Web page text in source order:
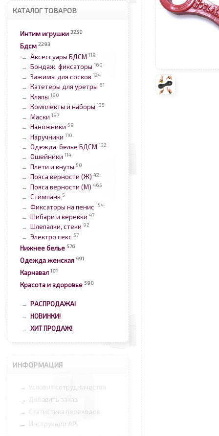
КАТАЛОГ ТОВАРОВ
Интим игрушки 3250
Бдсм 2293
→ Аксессуары БДСМ 119
→ Бондаж, фиксаторы 160
→ Зажимы для сосков 124
→ Катетеры для уретры 61
→ Кляпы 180
→ Комплекты и наборы 135
→ Маски 187
→ Наножники 59
→ Наручники 110
→ Одежда, белье БДСМ 132
→ Ошейники 114
→ Плети и кнуты 50
→ Пояса верности (Ж) 42
→ Пояса верности (М) 465
→ Стимпанк 5
→ Фиксаторы на пенис 154
→ Шибари и веревки 47
→ Шлепалки, стеки 92
→ Электро секс 57
Нижнее белье 576
Одежда женская 491
Карнавал 101
Красота и здоровье 590
→ РАСПРОДАЖА!
→ НОВИНКИ!
→ ХИТ ПРОДАЖ!
ИНФОРМАЦИЯ
→ Условия сотрудничества
→ Добавить заказ
→ Статистика переходов
→ Инструкции API